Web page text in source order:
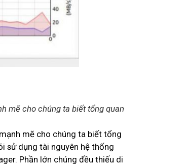
mẽ cho chúng ta biết tổng quan
mẽ cho chúng ta biết tổng
sử dụng tài nguyên hệ thống
Phần lớn chúng đều thiếu di